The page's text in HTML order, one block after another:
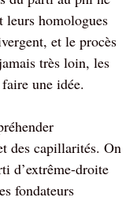
leurs homologues
et le procès
très loin, les
une idée.
des capillarités. On
d’extrême-droite
fondateurs